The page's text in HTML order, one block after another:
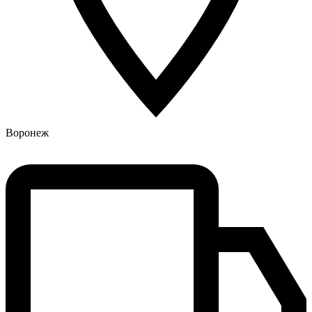
Воронеж